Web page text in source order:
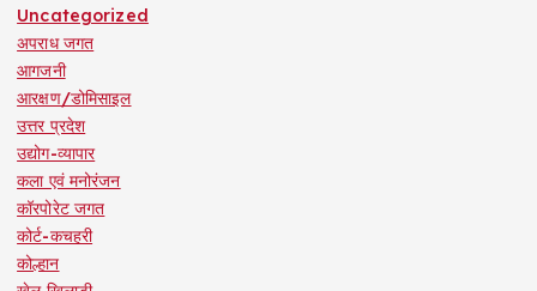
Uncategorized
अपराध जगत
आगजनी
आरक्षण/डोमिसाइल
उत्तर प्रदेश
उद्योग-व्यापार
कला एवं मनोरंजन
कॉरपोरेट जगत
कोर्ट-कचहरी
कोल्हान